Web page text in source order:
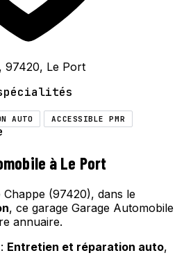
97420, Le Port
AUTO ACCESSIBLE PMR
à Le Port
Chappe (97420), dans le
, ce garage Garage Automobile
annuaire.
Entretien et réparation auto,